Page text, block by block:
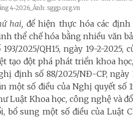
4-2026_Ảnh: sggp.org.vn
hai, để hiện thực hóa các
thể chế hóa bằng nhiều văn
193/2025/QH15, ngày 19-2-
tạo đột phá phát triển khoa
định số 88/2025/NĐ-CP,
một số điều của Nghị quyết số
Luật Khoa học, công nghệ và
bổ sung một số điều của Luật